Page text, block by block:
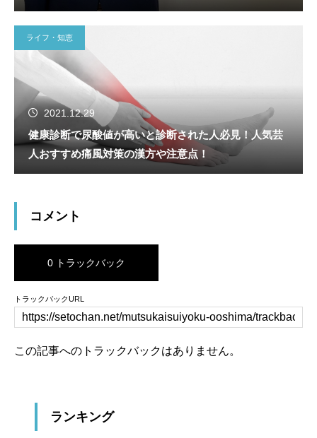
ライフ・知恵
2021.12.29
健康診断で尿酸値が高いと診断された人必見！人気芸
人おすすめ痛風対策の漢方や注意点！
コメント
0 トラックバック
トラックバックURL
この記事へのトラックバックはありません。
ランキング